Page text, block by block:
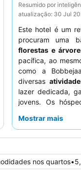
Resumido por
atualização: 30 Jul
Este hotel é um
procuram uma
florestas e
pacífica, ao
como a
diversas
lazer dedicada,
jovens. Os
Para vistas ideais,
Mostrar mais
nos quartos•